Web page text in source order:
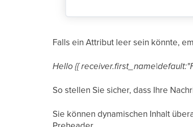
Falls ein Attribut leer sein könnte,
Hello {{
So stellen Sie sicher, dass Ihre
Sie können dynamischen Inhalt